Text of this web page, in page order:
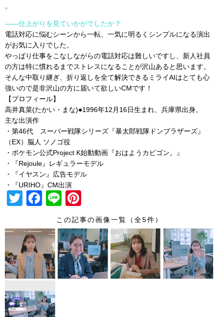
。
――仕上がりを見ていかがでしたか？
電話対応に悩むシーンから一転、 一気に明るくシンプルになる演出
がお気に入りでした。
やっぱり仕事をこなしながらの電話対応は難しいですし、 新人社員
の方は特に慣れるまでストレスになることが沢山あると思います。
そんな中取り継ぎ、 折り返しを全て解決できるミライAIはとても心
強いので是非沢山の方に届いて欲しいCMです！
【プロフィール】
高井真菜(たかい・まな)●1996年12月16日生まれ、兵庫県出身。
主な出演作
・第46代 スーパー戦隊シリーズ『暴太郎戦隊ドンブラザーズ』
（EX）脳人 ソノゴ役
・ポケモン公式Project K始動動画『おはようカビゴン。』
・『Rejoule』レギュラーモデル
・『イヤスン』広告モデル
・『URIHO』CM出演
T
tt
er
F
c
e
b
o
o
k
Li
n
e
nt
er
e
st
この記事の画像一覧（全5件）